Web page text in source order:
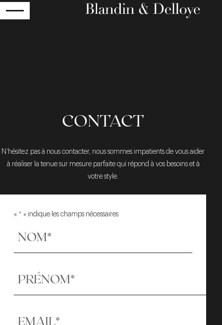
CONTACT
N’hésitez pas à nous contacter, nous sommes impatients de vous aider
à réaliser la tenue sur mesure parfaite qui répond à vos besoins et à
votre style.
« * » indique les champs nécessaires